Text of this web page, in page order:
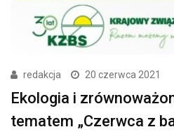
redakcja 20 czerwca 2021
Ekologia i
tematem „Czerwca z